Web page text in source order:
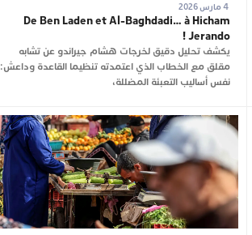
4 مارس 2026
De Ben Laden et Al-Baghdadi… à Hicham
Jerando !
يكشف تحليل دقيق لخرجات هشام جيراندو عن تشابه
مقلق مع الخطاب الذي اعتمدته تنظيما القاعدة وداعش:
نفس أساليب التعبئة المضللة،